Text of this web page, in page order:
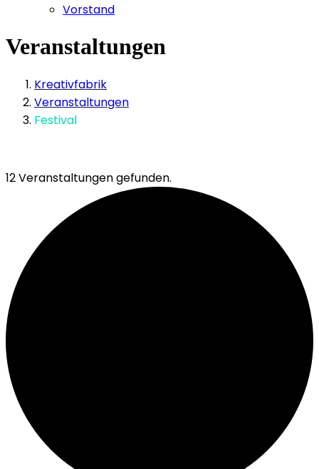
Vorstand
Veranstaltungen
Kreativfabrik
Veranstaltungen
Festival
12 Veranstaltungen gefunden.